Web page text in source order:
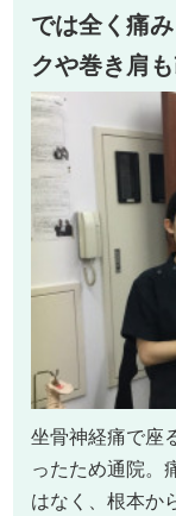
では全く痛
クや巻き肩も
坐骨神経痛で座
ったため通院。
はなく、根本か